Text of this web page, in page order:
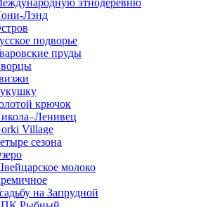
этнодеревню
Лэнд
подворье
пруды
крючок
Village
сезона
молоко
на Запрудной